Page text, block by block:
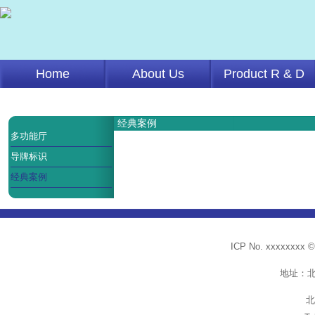
Home About Us Product R & D
多功能厅
导牌标识
经典案例
经典案例
ICP No. xxxxxxxx
地址：
北京